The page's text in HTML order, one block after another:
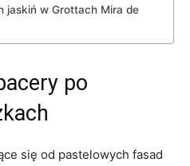
jaskiń w Grottach Mira de
po
się od pastelowych fasad